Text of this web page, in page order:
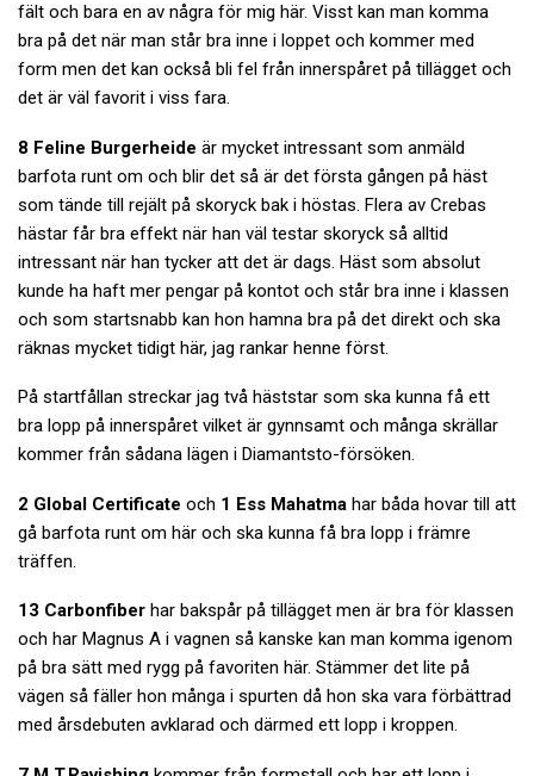
fält och bara en av några för mig här. Visst kan man komma
bra på det när man står bra inne i loppet och kommer med
form men det kan också bli fel från innerspåret på tillägget och
det är väl favorit i viss fara.
8 Feline Burgerheide är mycket intressant som anmäld
barfota runt om och blir det så är det första gången på häst
som tände till rejält på skoryck bak i höstas. Flera av Crebas
hästar får bra effekt när han väl testar skoryck så alltid
intressant när han tycker att det är dags. Häst som absolut
kunde ha haft mer pengar på kontot och står bra inne i klassen
och som startsnabb kan hon hamna bra på det direkt och ska
räknas mycket tidigt här, jag rankar henne först.
På startfållan streckar jag två häststar som ska kunna få ett
bra lopp på innerspåret vilket är gynnsamt och många skrällar
kommer från sådana lägen i Diamantsto-försöken.
2 Global Certificate och 1 Ess Mahatma har båda hovar till att
gå barfota runt om här och ska kunna få bra lopp i främre
träffen.
13 Carbonfiber har bakspår på tillägget men är bra för klassen
och har Magnus A i vagnen så kanske kan man komma igenom
på bra sätt med rygg på favoriten här. Stämmer det lite på
vägen så fäller hon många i spurten då hon ska vara förbättrad
med årsdebuten avklarad och därmed ett lopp i kroppen.